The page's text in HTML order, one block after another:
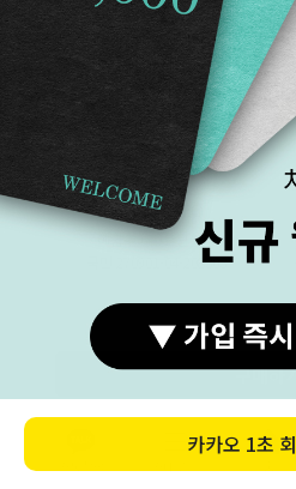
구매하
평일(월-금)
점심시간
11:00 ~ 19:30
전화 상담 불가
13:00 ~ 14:00
1899-3278
BANKINFO
예금주 (주)트윈클링
국민 270901-04-208303
COMPANY (주)트윈클링 대표 김진우, 김기애
매장주소 : 서울 종로구 돈화문로 33-1 2층
주소 :서울특별시 종로구 수표로26길 28 동
카카오 1초